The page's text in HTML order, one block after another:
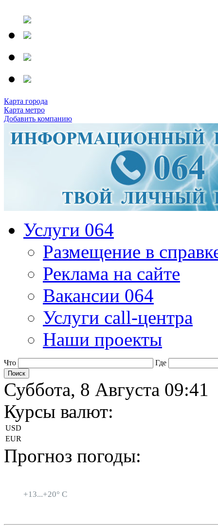
Карта города
Карта метро
Добавить компанию
Услуги 064
Размещение в
Реклама на сайте
Вакансии 064
Услуги call-центра
Наши проекты
Что Где
Суббота, 8 Августа 09:41
Курсы валют:
USD
EUR
Прогноз погоды:
+13...+20° C